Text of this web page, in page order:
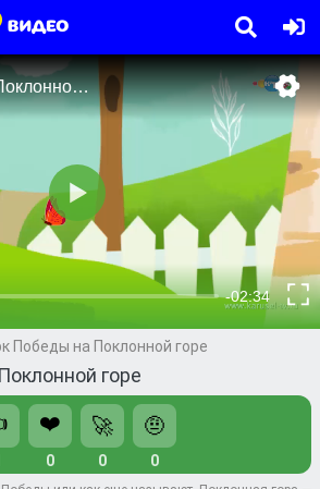
Победы на Поклонной горе
горе
❤️
0
🚀
0
🤨
0